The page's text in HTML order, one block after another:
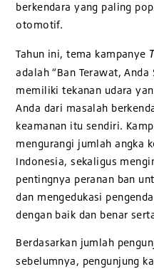
berkendara yang paling
otomotif.
Tahun ini, tema kampanye
adalah “Ban Terawat,
memiliki tekanan udara
Anda dari masalah
keamanan itu sendiri.
mengurangi jumlah angka
Indonesia, sekaligus
pentingnya peranan ban
dan mengedukasi
dengan baik dan benar
Berdasarkan jumlah
sebelumnya, pengunjung